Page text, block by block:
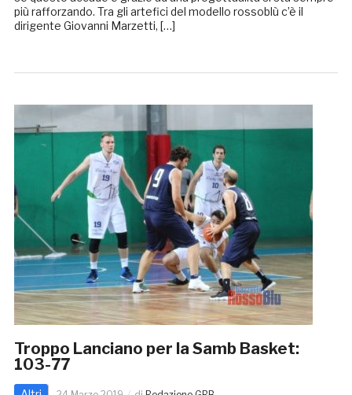
più rafforzando. Tra gli artefici del modello rossoblù c’è il
dirigente Giovanni Marzetti, […]
Troppo Lanciano per la Samb Basket:
103-77